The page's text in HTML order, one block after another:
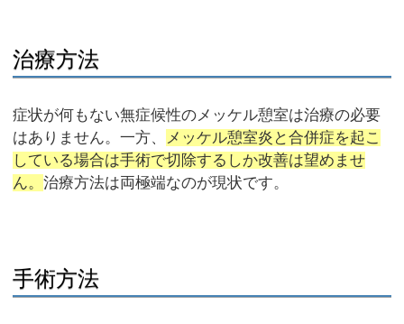
治療方法
症状が何もない無症候性のメッケル憩室は治療の必要
はありません。一方、 メッケル憩室炎と合併症を起こ
している場合は手術で切除するしか改善は望めませ
ん。治療方法は両極端なのが現状です。
手術方法